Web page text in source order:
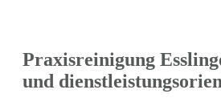
Praxisreinigung
und